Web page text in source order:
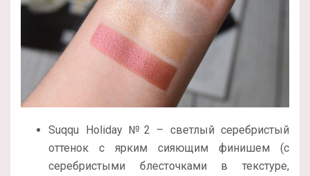
Suqqu Holiday №2 – светлый серебристый
оттенок с ярким сияющим финишем (с
серебристыми блесточками в текстуре,